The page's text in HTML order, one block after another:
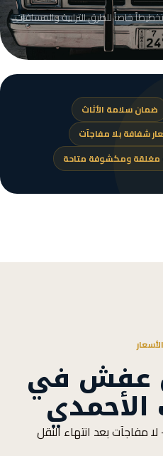
خاصاً للطرق الترابية والمسافات
ضمان سلامة الأثاث
شفافة بلا مفاجآت
مغلقة ومكشوفة متاحة
الأسعار
عفش في
بعد انتهاء النقل